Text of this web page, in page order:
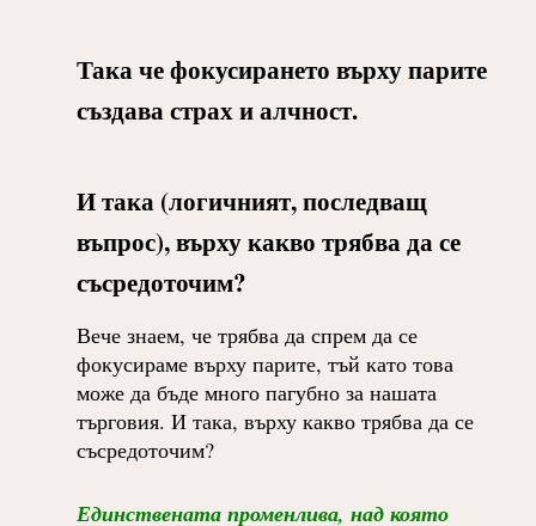
Така че фокусирането върху парите
създава страх и алчност.
И така (логичният, последващ
въпрос), върху какво трябва да се
съсредоточим?
Вече знаем, че трябва да спрем да се
фокусираме върху парите, тъй като това
може да бъде много пагубно за нашата
търговия. И така, върху какво трябва да се
съсредоточим?
Единствената променлива, над която